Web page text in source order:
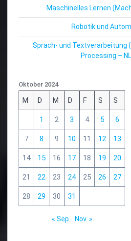
Maschinelles Lernen
Robotik und
Sprach- und Textverarbeitung
Processing –
Oktober 2024
M D M D F S S
1 2 3 4 5 6
7 8 9 10 11 12 13
14 15 16 17 18 19 20
21 22 23 24 25 26 27
28 29 30 31
« Sep. Nov. »